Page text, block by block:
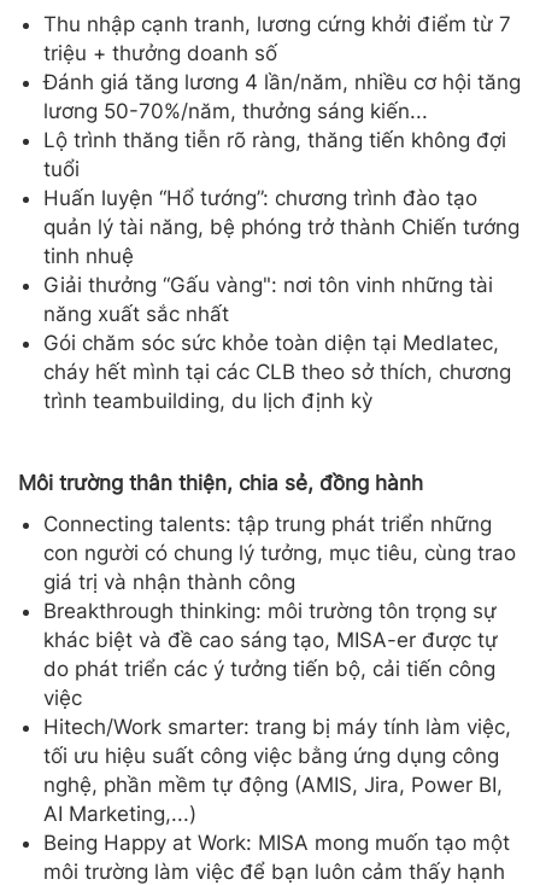
Thu nhập cạnh tranh, lương cứng khởi điểm từ 7
triệu + thưởng doanh số
Đánh giá tăng lương 4 lần/năm, nhiều cơ hội tăng
lương 50-70%/năm, thưởng sáng kiến...
Lộ trình thăng tiễn rõ ràng, thăng tiến không đợi
tuổi
Huấn luyện “Hổ tướng”: chương trình đào tạo
quản lý tài năng, bệ phóng trở thành Chiến tướng
tinh nhuệ
Giải thưởng “Gấu vàng": nơi tôn vinh những tài
năng xuất sắc nhất
Gói chăm sóc sức khỏe toàn diện tại Medlatec,
cháy hết mình tại các CLB theo sở thích, chương
trình teambuilding, du lịch định kỳ
Môi trường thân thiện, chia sẻ, đồng hành
Connecting talents: tập trung phát triển những
con người có chung lý tưởng, mục tiêu, cùng trao
giá trị và nhận thành công
Breakthrough thinking: môi trường tôn trọng sự
khác biệt và đề cao sáng tạo, MISA-er được tự
do phát triển các ý tưởng tiến bộ, cải tiến công
việc
Hitech/Work smarter: trang bị máy tính làm việc,
tối ưu hiệu suất công việc bằng ứng dụng công
nghệ, phần mềm tự động (AMIS, Jira, Power BI,
AI Marketing,...)
Being Happy at Work: MISA mong muốn tạo một
môi trường làm việc để bạn luôn cảm thấy hạnh